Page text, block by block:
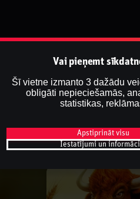
Vai pieņemt
Šī vietne izmanto 3 dažādu
obligāti nepieciešamās,
statistikas,
Apstiprināt visu
Iestatījumi un